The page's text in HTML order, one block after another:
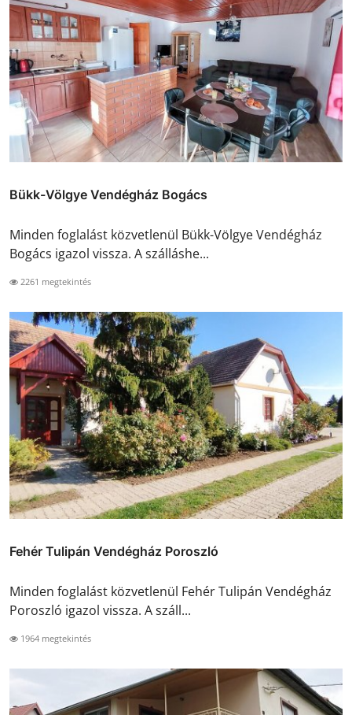
Bükk-Völgye Vendégház Bogács
Minden foglalást közvetlenül Bükk-Völgye Vendégház
Bogács igazol vissza. A szálláshe...
2261 megtekintés
Fehér Tulipán Vendégház Poroszló
Minden foglalást közvetlenül Fehér Tulipán Vendégház
Poroszló igazol vissza. A száll...
1964 megtekintés